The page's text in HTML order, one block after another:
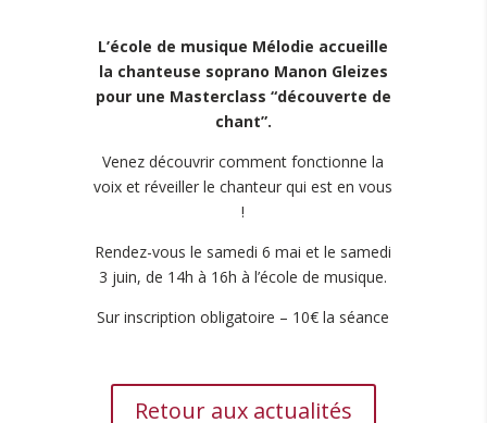
L’école de musique Mélodie accueille
la chanteuse soprano Manon Gleizes
pour une Masterclass “découverte de
chant”.
Venez découvrir comment fonctionne la
voix et réveiller le chanteur qui est en vous
!
Rendez-vous le samedi 6 mai et le samedi
3 juin, de 14h à 16h à l’école de musique.
Sur inscription obligatoire – 10€ la séance
Retour aux actualités